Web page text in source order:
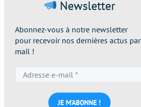
Newsletter
Abonnez-vous à notre newsletter
pour recevoir nos dernières actus par
mail !
e-
mail
*